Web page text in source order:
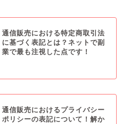
通信販売における特定商取引法
に基づく表記とは？ネットで副
業で最も注視した点です！
通信販売におけるプライバシー
ポリシーの表記について！解か